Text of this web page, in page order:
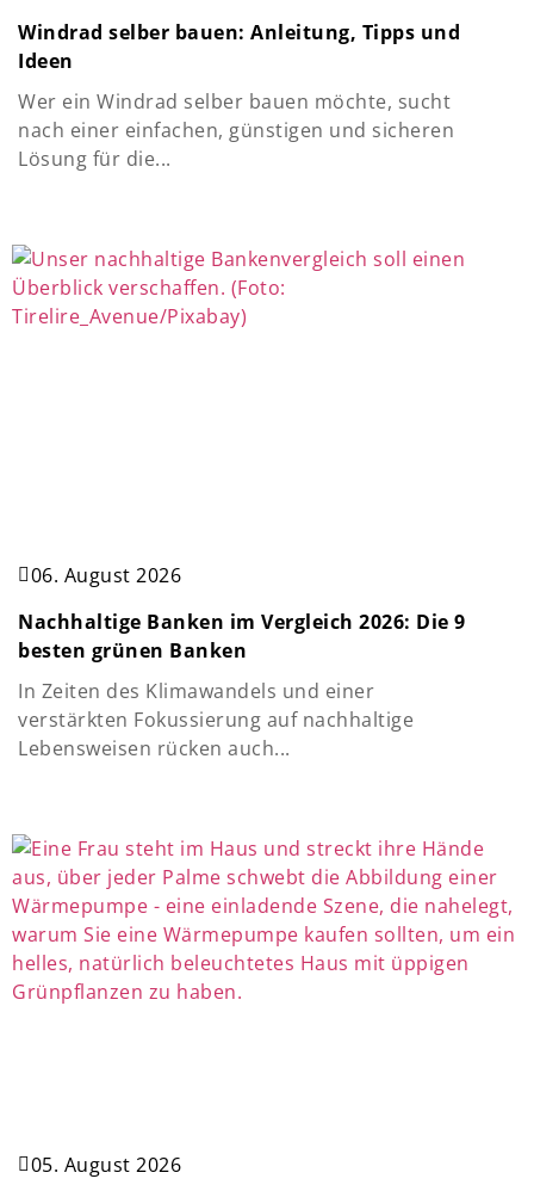
Windrad selber bauen: Anleitung, Tipps und
Ideen
Wer ein Windrad selber bauen möchte, sucht
nach einer einfachen, günstigen und sicheren
Lösung für die...
06. August 2026
Nachhaltige Banken im Vergleich 2026: Die 9
besten grünen Banken
In Zeiten des Klimawandels und einer
verstärkten Fokussierung auf nachhaltige
Lebensweisen rücken auch...
05. August 2026